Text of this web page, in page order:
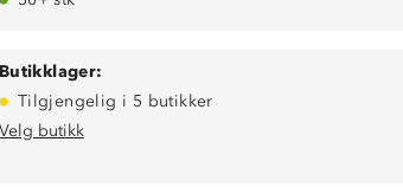
Butikklager:
Tilgjengelig i 5 butikker
Velg butikk